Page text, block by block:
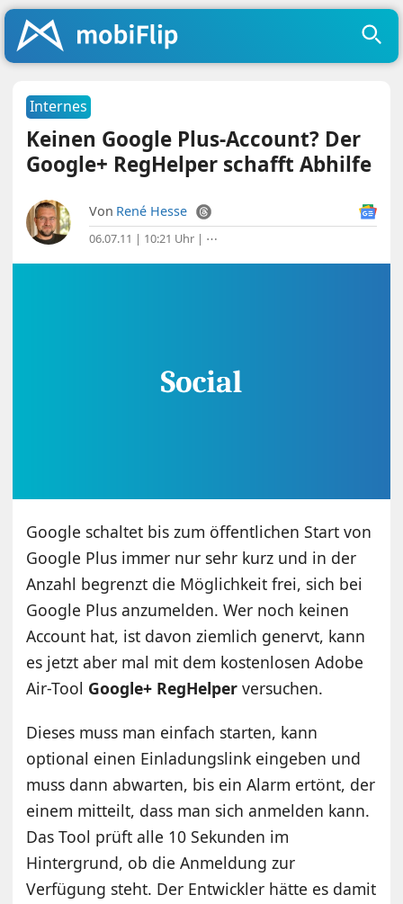
Internes
Keinen Google Plus-Account? Der
Google+ RegHelper schafft Abhilfe
Von René Hesse
06.07.11 | 10:21 Uhr | ⋯
Google schaltet bis zum öffentlichen Start von
Google Plus immer nur sehr kurz und in der
Anzahl begrenzt die Möglichkeit frei, sich bei
Google Plus anzumelden. Wer noch keinen
Account hat, ist davon ziemlich genervt, kann
es jetzt aber mal mit dem kostenlosen Adobe
Air-Tool Google+ RegHelper versuchen.
Dieses muss man einfach starten, kann
optional einen Einladungslink eingeben und
muss dann abwarten, bis ein Alarm ertönt, der
einem mitteilt, dass man sich anmelden kann.
Das Tool prüft alle 10 Sekunden im
Hintergrund, ob die Anmeldung zur
Verfügung steht. Der Entwickler hätte es damit